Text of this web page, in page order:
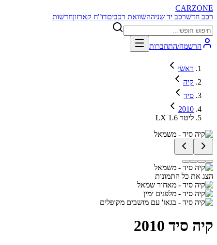
CARZONE
רכב חדשרכב יד שניההשוואת רכביםדו"ח קארזוןחדשות
הרשמה/התחברות
ראשי
קיה
סיד
2010
LX 1.6 ליטר
הצג את כל התמונות
קיה סיד 2010